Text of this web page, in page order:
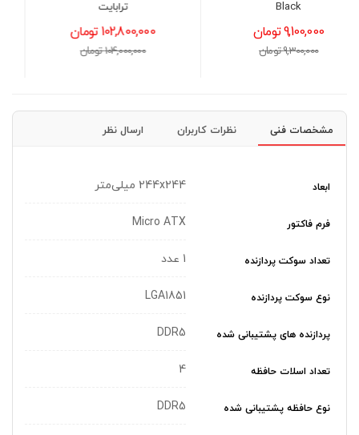
102,800,000 تومان
104,000,000 تومان
25,500,000 تومان
26,000,000 تومان
مشخصات فنی نظرات کاربران ارسال نظر
ابعاد 244x244 میلی‌متر
فرم فاکتور Micro ATX
تعداد سوکت پردازنده 1 عدد
نوع سوکت پردازنده LGA1851
پردازنده های پشتیبانی شده DDR5
تعداد اسلات حافظه 4
نوع حافظه پشتیبانی شده DDR5